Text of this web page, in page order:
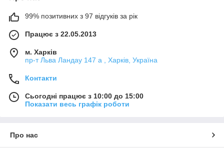
99% позитивних з 97 відгуків за рік
Працює з 22.05.2013
м. Харків
пр-т Льва Ландау 147 а , Харків, Україна
Контакти
Сьогодні працює з 10:00 до 15:00
Показати весь графік роботи
Про нас